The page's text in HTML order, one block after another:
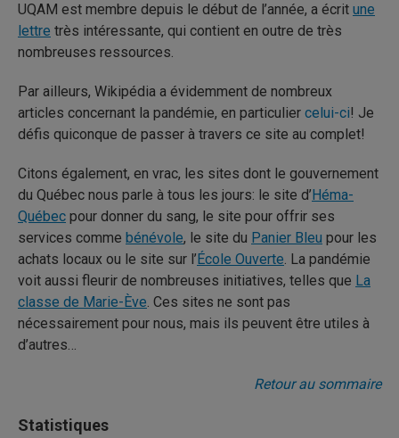
UQAM est membre depuis le début de l’année, a écrit une
lettre très intéressante, qui contient en outre de très
nombreuses ressources.
Par ailleurs, Wikipédia a évidemment de nombreux
articles concernant la pandémie, en particulier celui-ci! Je
défis quiconque de passer à travers ce site au complet!
Citons également, en vrac, les sites dont le gouvernement
du Québec nous parle à tous les jours: le site d’Héma-
Québec pour donner du sang, le site pour offrir ses
services comme bénévole, le site du Panier Bleu pour les
achats locaux ou le site sur l’École Ouverte. La pandémie
voit aussi fleurir de nombreuses initiatives, telles que La
classe de Marie-Ève. Ces sites ne sont pas
nécessairement pour nous, mais ils peuvent être utiles à
d’autres…
Retour au sommaire
Statistiques